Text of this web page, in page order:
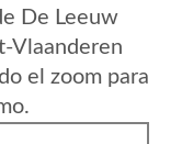
De Leeuw
Vlaanderen
el zoom para